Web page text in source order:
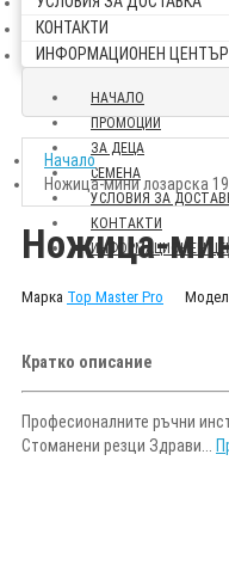
КОНТАКТИ
ИНФОРМАЦИОНЕН ЦЕНТЪР
НАЧАЛО
ПРОМОЦИИ
ЗА ДЕЦА
СЕМЕНА
УСЛОВИЯ ЗА
КОНТАКТИ
ИНФОРМАЦИОНЕН
Начало
Ножица-мини лозарска
Ножица-
Марка Top Master Pro Модел
Кратко описание
Професионалните ръчни
Стоманени резци Здрави...